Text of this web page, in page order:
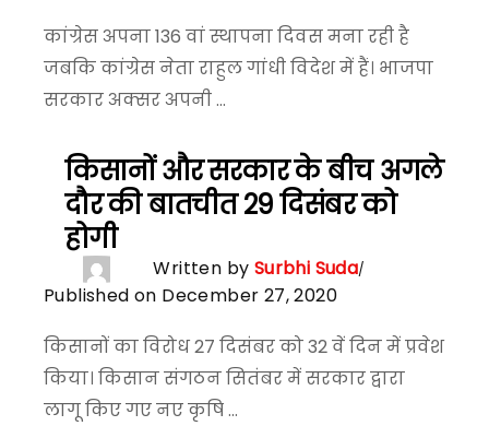
कांग्रेस अपना 136 वां स्थापना दिवस मना रही है
जबकि कांग्रेस नेता राहुल गांधी विदेश में हैं। भाजपा
सरकार अक्सर अपनी ...
किसानों और सरकार के बीच अगले
दौर की बातचीत 29 दिसंबर को
होगी
Written by Surbhi Suda
Published on December 27, 2020
किसानों का विरोध 27 दिसंबर को 32 वें दिन में प्रवेश
किया। किसान संगठन सितंबर में सरकार द्वारा
लागू किए गए नए कृषि ...